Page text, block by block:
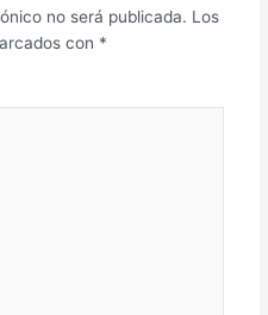
no será publicada. Los
con *